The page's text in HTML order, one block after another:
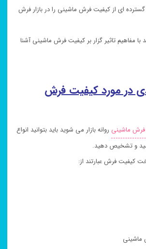
ای از کیفیت فرش ماشینی را در بازار فرش
مفاهیم تاثیر گزار بر کیفیت فرش ماشینی آشنا
در مورد کیفیت فرش
ماشینی روانه بازار می شوید باید بتوانید انواع
و تشخیص دهید.
کیفیت فرش عبارتند از:
ماشینی